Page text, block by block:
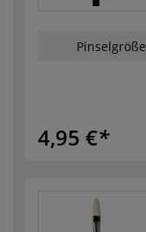
Pinselgröße
4,95 €